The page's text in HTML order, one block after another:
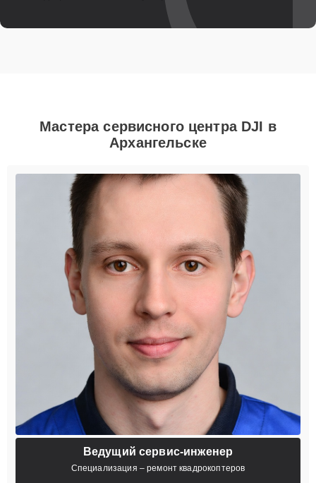
Мастера сервисного центра DJI в
Архангельске
Ведущий сервис-инженер
Специализация – ремонт квадрокоптеров